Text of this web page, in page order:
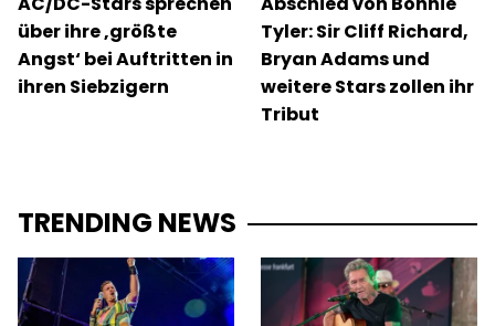
über ihre ‚größte
Angst‘ bei Auftritten in
ihren Siebzigern
Tyler: Sir Cliff Richard,
Bryan Adams und
weitere Stars zollen ihr
Tribut
TRENDING NEWS